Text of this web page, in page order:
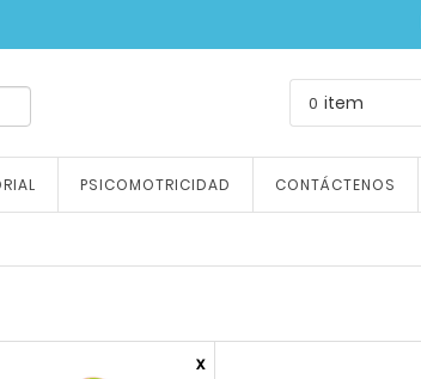
0 item
PSICOMOTRICIDAD CONTÁCTENOS
x